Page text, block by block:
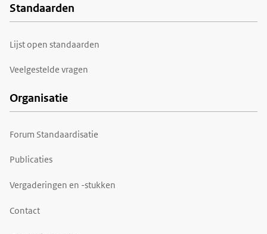
Voet
Standaarden
Lijst open standaarden
Veelgestelde vragen
Organisatie
Forum Standaardisatie
Publicaties
Vergaderingen en -stukken
Contact